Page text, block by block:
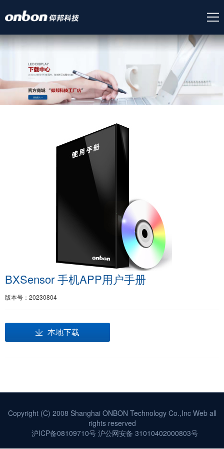
BXSensor 手机APP用户手册
版本号：20230804
本地下载
Copyright (C) 2008 Shanghai ONBON Technology Co.,Inc Web all
rights reserved
沪ICP备08109710号沪公网安备 31010402000803号